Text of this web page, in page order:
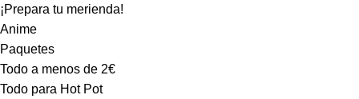
¡Prepara tu merienda!
Anime
Paquetes
Todo a menos de 2€
Todo para Hot Pot